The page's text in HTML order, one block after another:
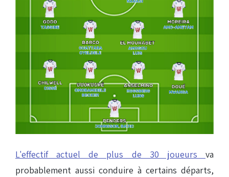
L'effectif actuel de plus de 30 joueurs va
probablement aussi conduire à certains départs,